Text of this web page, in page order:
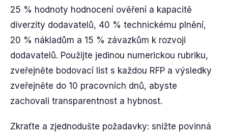
25 % hodnoty hodnocení ověření a kapacitě
diverzity dodavatelů, 40 % technickému plnění,
20 % nákladům a 15 % závazkům k rozvoji
dodavatelů. Použijte jedinou numerickou rubriku,
zveřejněte bodovací list s každou RFP a výsledky
zveřejněte do 10 pracovních dnů, abyste
zachovali transparentnost a hybnost.
Zkraťte a zjednodušte požadavky: snižte povinná